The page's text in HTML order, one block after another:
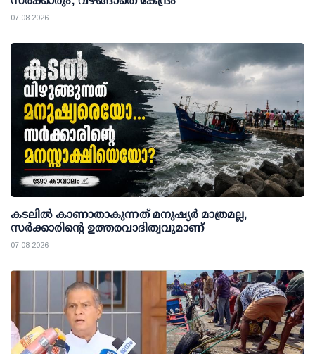
07 08 2026
കടലിൽ കാണാതാകുന്നത് മനുഷ്യർ മാത്രമല്ല,
സർക്കാരിന്റെ ഉത്തരവാദിത്വവുമാണ്
07 08 2026